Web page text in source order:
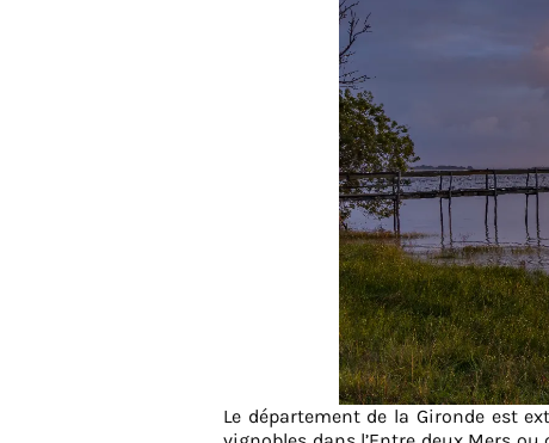
Le département de la Gironde est